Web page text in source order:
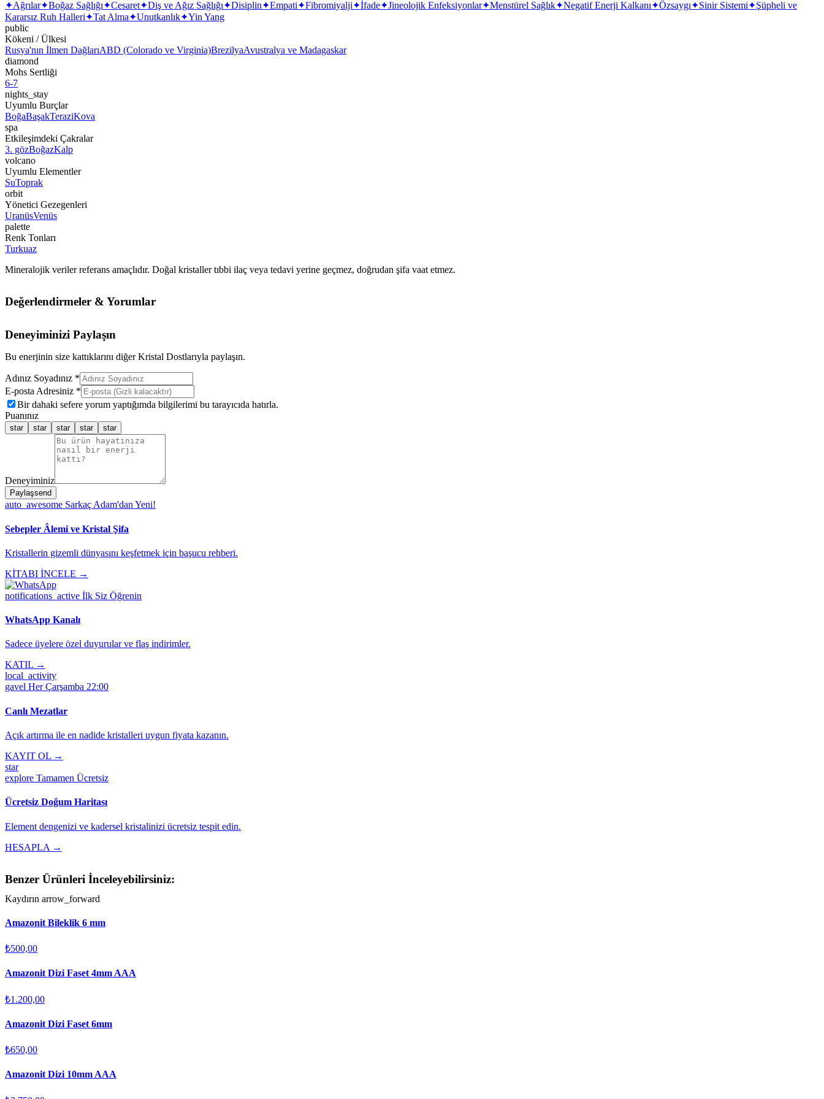
✦Ağrılar✦Boğaz Sağlığı✦Cesaret✦Diş ve Ağız Sağlığı✦Disiplin✦Empati✦Fibromiyalji✦İfade✦Jineolojik Enfeksiyonlar✦Menstürel Sağlık✦Negatif Enerji Kalkanı✦Özsaygı✦Sinir Sistemi✦Şüpheli ve
Kararsız Ruh Halleri✦Tat Alma✦Unutkanlık✦Yin Yang
public
Kökeni / Ülkesi
Rusya'nın İlmen DağlarıABD (Colorado ve Virginia)BrezilyaAvustralya ve Madagaskar
diamond
Mohs Sertliği
6-7
nights_stay
Uyumlu Burçlar
BoğaBaşakTeraziKova
spa
Etkileşimdeki Çakralar
3. gözBoğazKalp
volcano
Uyumlu Elementler
SuToprak
orbit
Yönetici Gezegenleri
UranüsVenüs
palette
Renk Tonları
Turkuaz
Mineralojik veriler referans amaçlıdır. Doğal kristaller tıbbi ilaç veya tedavi yerine geçmez, doğrudan şifa vaat etmez.
Değerlendirmeler & Yorumlar
Deneyiminizi Paylaşın
Bu enerjinin size kattıklarını diğer Kristal Dostlarıyla paylaşın.
Adınız Soyadınız *
E-posta Adresiniz *
Bir dahaki sefere yorum yaptığımda bilgilerimi bu tarayıcıda hatırla.
Puanınız
star star star star star
Deneyiminiz
Paylaşsend
auto_awesome Sarkaç Adam'dan Yeni!
Sebepler Âlemi ve Kristal Şifa
Kristallerin gizemli dünyasını keşfetmek için başucu rehberi.
KİTABI İNCELE →
notifications_active İlk Siz Öğrenin
WhatsApp Kanalı
Sadece üyelere özel duyurular ve flaş indirimler.
KATIL →
local_activity
gavel Her Çarşamba 22:00
Canlı Mezatlar
Açık artırma ile en nadide kristalleri uygun fiyata kazanın.
KAYIT OL →
star
explore Tamamen Ücretsiz
Ücretsiz Doğum Haritası
Element dengenizi ve kadersel kristalinizi ücretsiz tespit edin.
HESAPLA →
Benzer Ürünleri İnceleyebilirsiniz:
Kaydırın arrow_forward
Amazonit Bileklik 6 mm
₺500,00
Amazonit Dizi Faset 4mm AAA
₺1.200,00
Amazonit Dizi Faset 6mm
₺650,00
Amazonit Dizi 10mm AAA